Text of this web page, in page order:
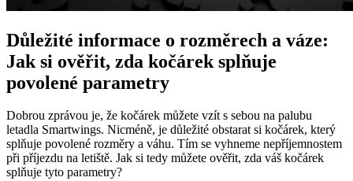
Důležité informace o rozměrech a váze:
Jak si ověřit, zda kočárek splňuje
povolené parametry
Dobrou zprávou je, že kočárek můžete vzít s sebou na palubu
letadla Smartwings. Nicméně, je důležité obstarat si kočárek, který
splňuje povolené rozměry a váhu. Tím se vyhneme nepříjemnostem
při příjezdu na letiště. Jak si tedy můžete ověřit, zda váš kočárek
splňuje tyto parametry?